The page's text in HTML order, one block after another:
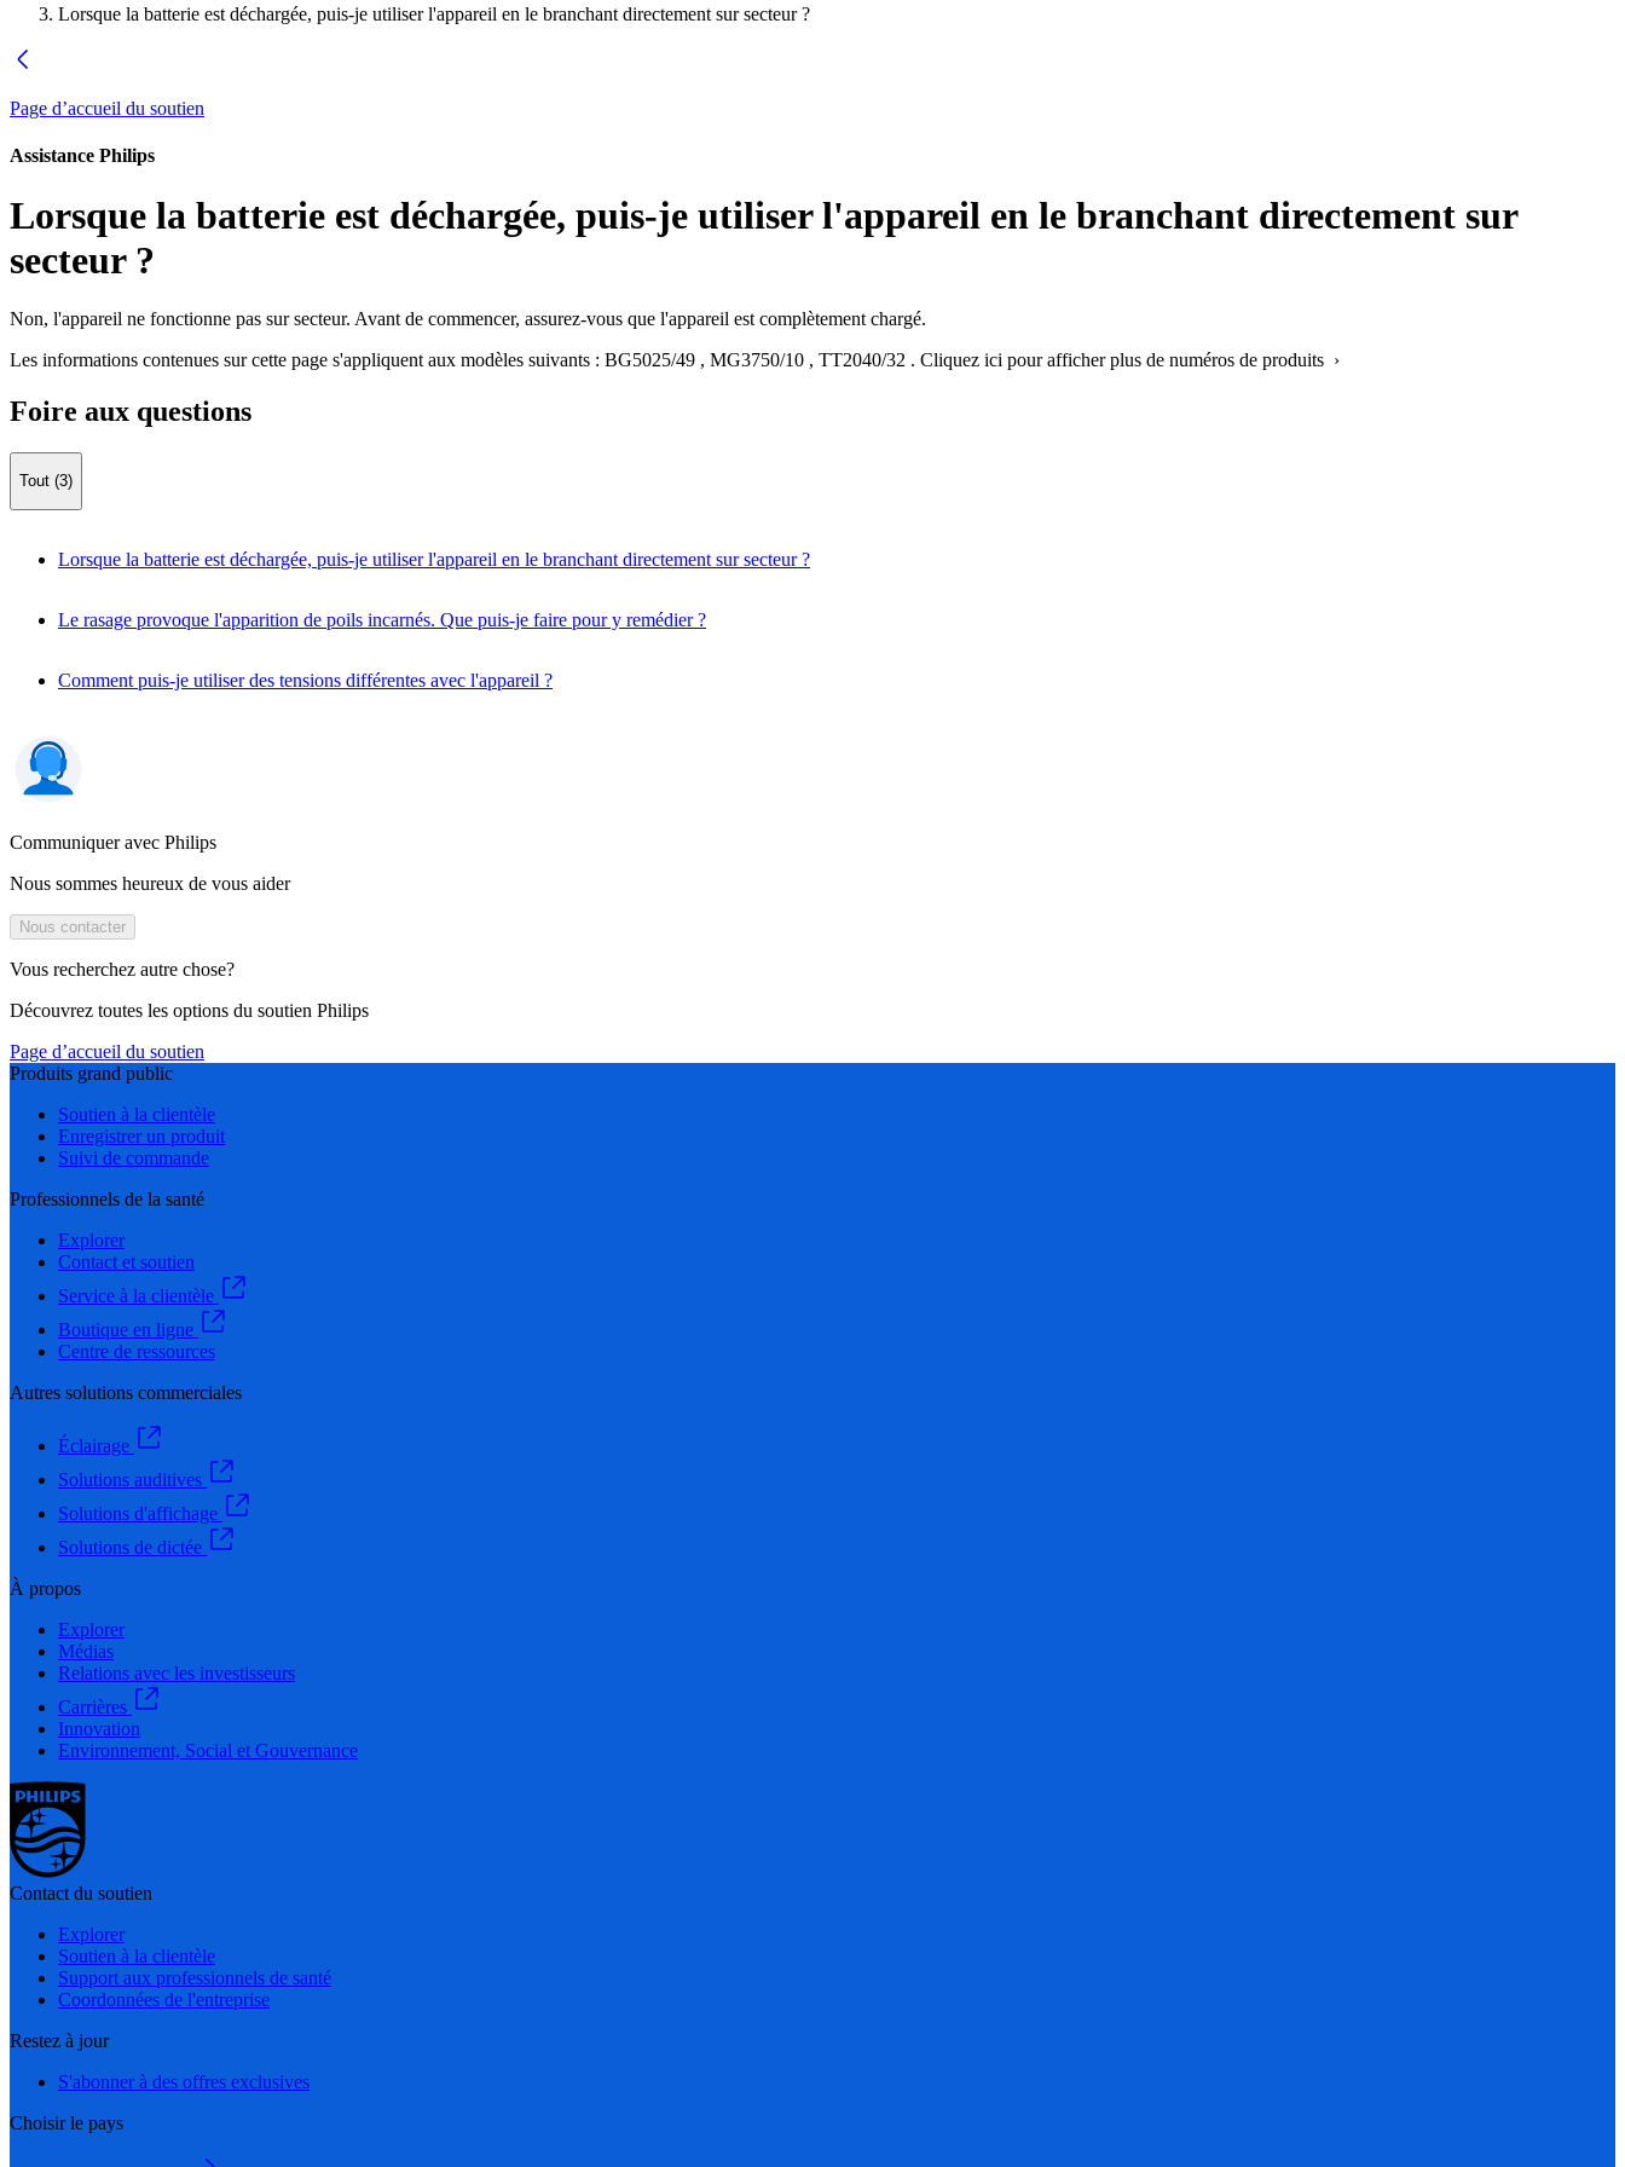
Lorsque la batterie est déchargée, puis-je utiliser l'appareil en le branchant directement sur secteur ?
Page d’accueil du soutien
Assistance Philips
Lorsque la batterie est déchargée, puis-je utiliser l'appareil en le branchant directement sur
secteur ?
Non, l'appareil ne fonctionne pas sur secteur. Avant de commencer, assurez-vous que l'appareil est complètement chargé.
Les informations contenues sur cette page s'appliquent aux modèles suivants : BG5025/49 , MG3750/10 , TT2040/32 . Cliquez ici pour afficher plus de numéros de produits ›
Foire aux questions
Tout (3)
Lorsque la batterie est déchargée, puis-je utiliser l'appareil en le branchant directement sur secteur ?
Le rasage provoque l'apparition de poils incarnés. Que puis-je faire pour y remédier ?
Comment puis-je utiliser des tensions différentes avec l'appareil ?
Communiquer avec Philips
Nous sommes heureux de vous aider
Nous contacter
Vous recherchez autre chose?
Découvrez toutes les options du soutien Philips
Page d’accueil du soutien
Produits grand public
Soutien à la clientèle
Enregistrer un produit
Suivi de commande
Professionnels de la santé
Explorer
Contact et soutien
Service à la clientèle
Boutique en ligne
Centre de ressources
Autres solutions commerciales
Éclairage
Solutions auditives
Solutions d'affichage
Solutions de dictée
À propos
Explorer
Médias
Relations avec les investisseurs
Carrières
Innovation
Environnement, Social et Gouvernance
Contact du soutien
Explorer
Soutien à la clientèle
Support aux professionnels de santé
Coordonnées de l'entreprise
Restez à jour
S'abonner à des offres exclusives
Choisir le pays